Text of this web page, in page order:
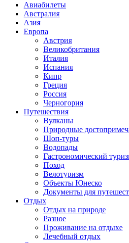
Авиабилеты
Австралия
Азия
Европа
Австрия
Великобритания
Италия
Испания
Кипр
Греция
Россия
Черногория
Путешествия
Вулканы
Природные
Шоп-туры
Водопады
Гастрономический
Поход
Велотуризм
Объекты Юнеско
Документы для
Отдых
Отдых на природе
Разное
Проживание на отдыхе
Лечебный отдых